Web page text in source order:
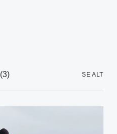
(3) SE ALT